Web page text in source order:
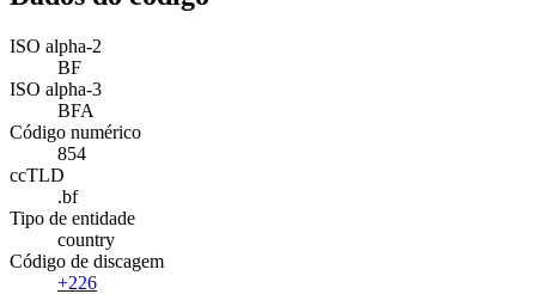
ISO alpha-2
BF
ISO alpha-3
BFA
Código numérico
854
ccTLD
.bf
Tipo de entidade
country
Código de discagem
+226